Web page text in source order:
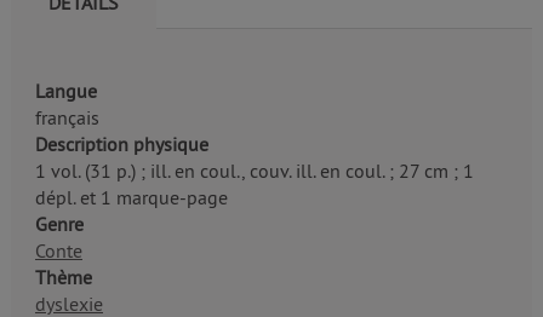
Langue
français
Description physique
1 vol. (31 p.) ; ill. en coul., couv. ill. en coul. ; 27 cm ; 1
dépl. et 1 marque-page
Genre
Conte
Thème
dyslexie